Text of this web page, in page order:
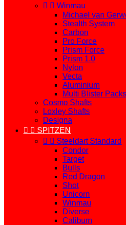
  Winmau
Michael van
Stealth System
Carbon
Pro Force
Prism Force
Prism 1.0
Nylon
Vecta
Aluminium
Multi Blister Packs
Cosmo Shafts
Loxley Shafts
Designa
  SPITZEN
  Steeldart Standard
Condor
Target
Bulls
Red Dragon
Shot
Unicorn
Winmau
Diverse
Caliburn